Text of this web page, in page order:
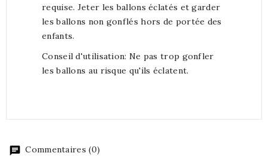
requise. Jeter les ballons éclatés et garder
les ballons non gonflés hors de portée des
enfants.
Conseil d'utilisation: Ne pas trop gonfler
les ballons au risque qu'ils éclatent.
Commentaires (0)